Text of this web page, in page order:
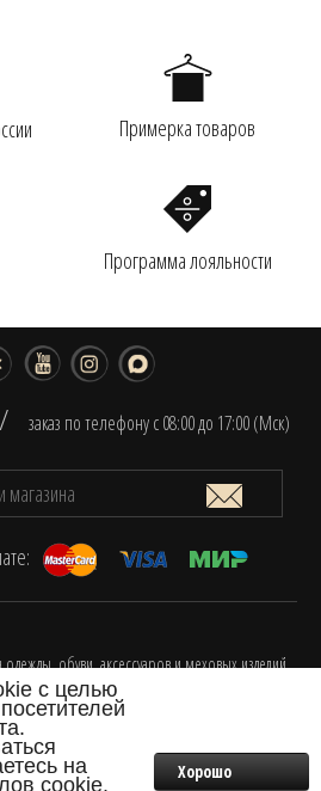
0
Примерка товаров
Программа лояльности
/ заказ по телефону с 08:00 до 17:00 (Мск)
обуви, аксессуаров и меховых изделий
с целью
на
cookie.
Хорошо